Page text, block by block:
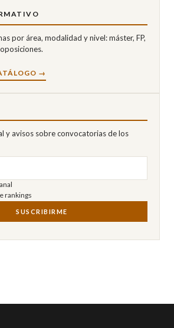
por área, modalidad y nivel: máster, FP,
→
y avisos sobre convocatorias de los
rankings
SUSCRIBIRME